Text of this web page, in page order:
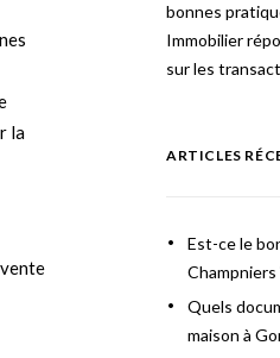
la
bonnes
Immobilier
sur les
ARTICLES
Est-ce le
Champniers
Quels
maison à